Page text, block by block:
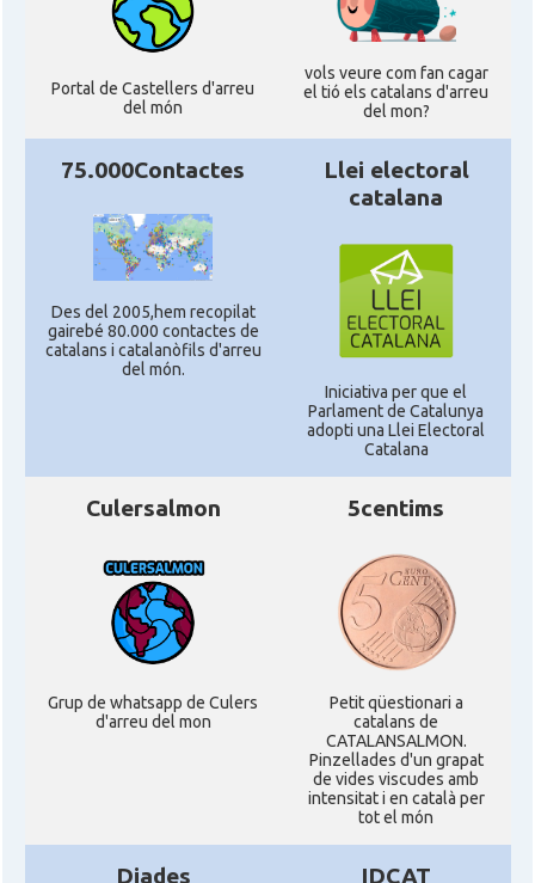
Portal de Castellers d'arreu
del món
vols veure com fan cagar
el tió els catalans d'arreu
del mon?
75.000Contactes
Des del 2005,hem recopilat
gairebé 80.000 contactes de
catalans i catalanòfils d'arreu
del món.
Llei electoral
catalana
Iniciativa per que el
Parlament de Catalunya
adopti una Llei Electoral
Catalana
Culersalmon
Grup de whatsapp de Culers
d'arreu del mon
5centims
Petit qüestionari a
catalans de
CATALANSALMON.
Pinzellades d'un grapat
de vides viscudes amb
intensitat i en català per
tot el món
Diades IDCAT